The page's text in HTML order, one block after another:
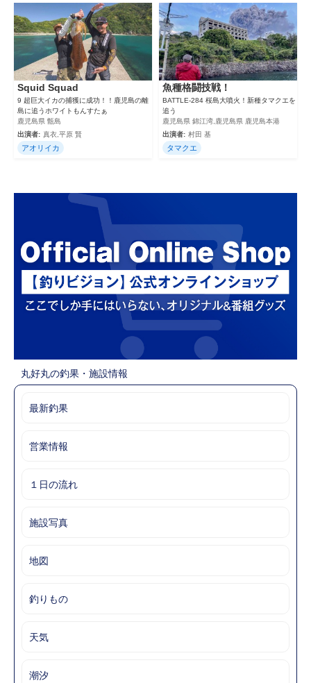
Squid Squad
9 超巨大イカの捕獲に成功！！鹿児島の離
島に追うホワイトもんすたぁ
鹿児島県 甑島
出演者: 真衣,平原 賢
アオリイカ
魚種格闘技戦！
BATTLE-284 桜島大噴火！新種タマクエを
追う
鹿児島県 錦江湾,鹿児島県 鹿児島本港
出演者: 村田 基
タマクエ
丸好丸の釣果・施設情報
最新釣果
営業情報
１日の流れ
施設写真
地図
釣りもの
天気
潮汐